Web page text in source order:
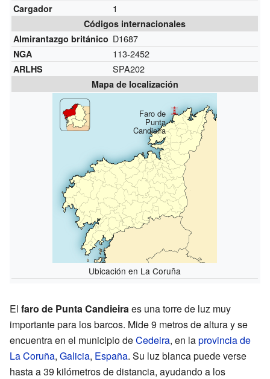
Cargador 1
Códigos internacionales
Almirantazgo británico D1687
NGA 113-2452
ARLHS SPA202
Mapa de localización
Faro de
Punta
Candieira
Ubicación en La Coruña
El faro de Punta Candieiraes una torre de luz muy
importante para los barcos. Mide 9 metros de altura y se
encuentra en el municipio deCedeira, en laprovincia de
La Coruña, Galicia, España. Su luz blanca puede verse
hasta a 39 kilómetros de distancia, ayudando a los